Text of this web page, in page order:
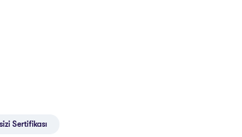
Sertifikası